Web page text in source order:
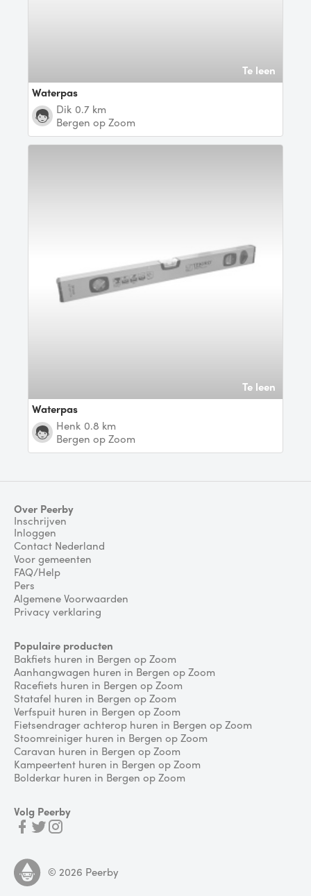
Te leen
Waterpas
Dik 0.7 km
Bergen op Zoom
Te leen
Waterpas
Henk 0.8 km
Bergen op Zoom
Over Peerby
Inschrijven
Inloggen
Contact Nederland
Voor gemeenten
FAQ/Help
Pers
Algemene Voorwaarden
Privacy verklaring
Populaire producten
Bakfiets huren in Bergen op Zoom
Aanhangwagen huren in Bergen op Zoom
Racefiets huren in Bergen op Zoom
Statafel huren in Bergen op Zoom
Verfspuit huren in Bergen op Zoom
Fietsendrager achterop huren in Bergen op Zoom
Stoomreiniger huren in Bergen op Zoom
Caravan huren in Bergen op Zoom
Kampeertent huren in Bergen op Zoom
Bolderkar huren in Bergen op Zoom
Volg Peerby
© 2026 Peerby